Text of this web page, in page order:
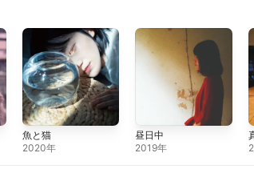
魚と猫
2020年
昼日中
2019年